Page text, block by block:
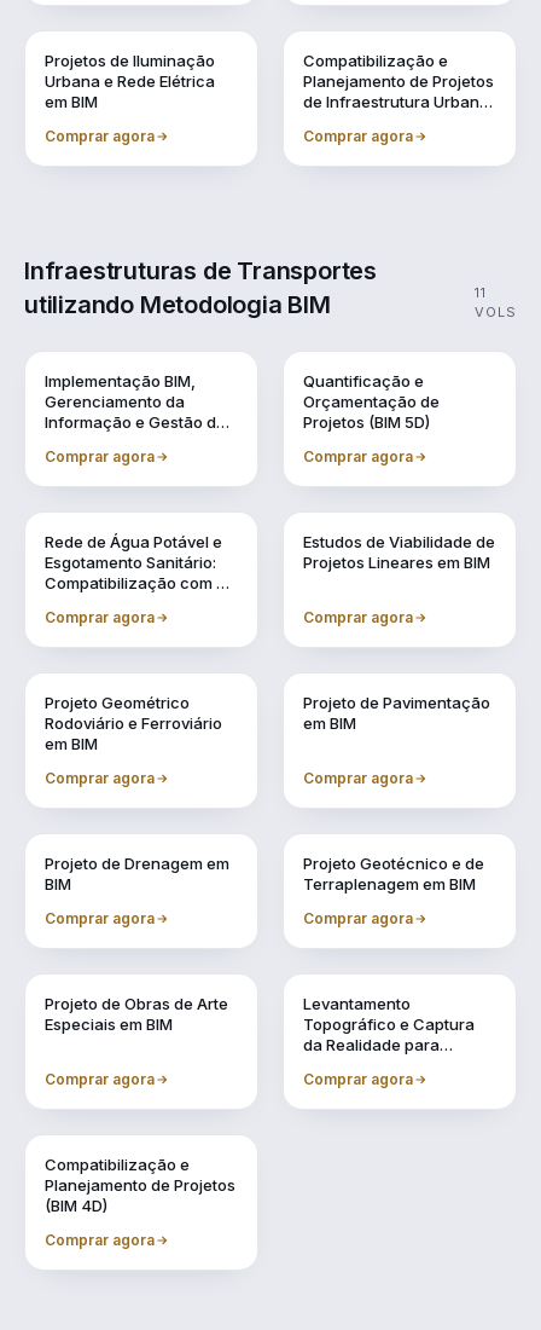
Projetos de Iluminação
Urbana e Rede Elétrica
em BIM
Comprar agora
Compatibilização e
Planejamento de Projetos
de Infraestrutura Urbana
Comprar agora
Infraestruturas de Transportes
utilizando Metodologia BIM
11
VOLS
Implementação BIM,
Gerenciamento da
Informação e Gestão de
Comprar agora
Quantificação e
Orçamentação de
Projetos (BIM 5D)
Comprar agora
Rede de Água Potável e
Esgotamento Sanitário:
Compatibilização com a
Comprar agora
Estudos de Viabilidade de
Projetos Lineares em BIM
Comprar agora
Projeto Geométrico
Rodoviário e Ferroviário
em BIM
Comprar agora
Projeto de Pavimentação
em BIM
Comprar agora
Projeto de Drenagem em
BIM
Comprar agora
Projeto Geotécnico e de
Terraplenagem em BIM
Comprar agora
Projeto de Obras de Arte
Especiais em BIM
Comprar agora
Levantamento
Topográfico e Captura
da Realidade para
Comprar agora
Compatibilização e
Planejamento de Projetos
(BIM 4D)
Comprar agora